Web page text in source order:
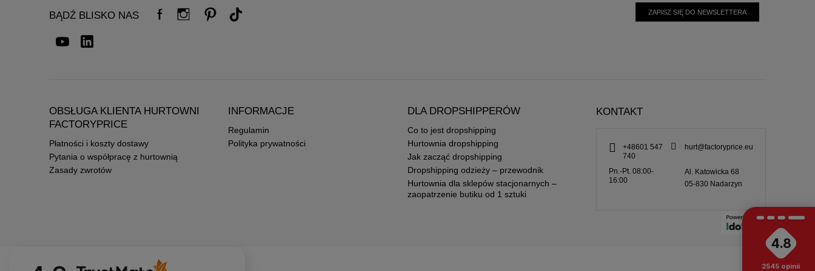
BĄDŹ BLISKO NAS ZAPISZ SIĘ DO NEWSLETTERA
OBSŁUGA KLIENTA HURTOWNI
FACTORYPRICE
Płatności i koszty dostawy
Pytania o współpracę z hurtownią
Zasady zwrotów
INFORMACJE
Regulamin
Polityka prywatności
DLA DROPSHIPPERÓW
Co to jest dropshipping
Hurtownia dropshipping
Jak zacząć dropshipping
Dropshipping odzieży – przewodnik
Hurtownia dla sklepów stacjonarnych –
zaopatrzenie butiku od 1 sztuki
KONTAKT
+48601 547
740
hurt@factoryprice.eu
Pn.-Pt. 08:00-
16:00
Al. Katowicka 68
05-830 Nadarzyn
4.8
2545 opinii